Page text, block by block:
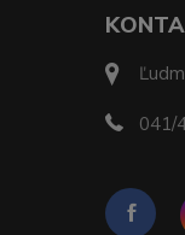
041/